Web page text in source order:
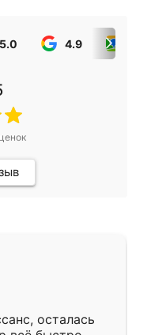
5.0 4.9
осталась